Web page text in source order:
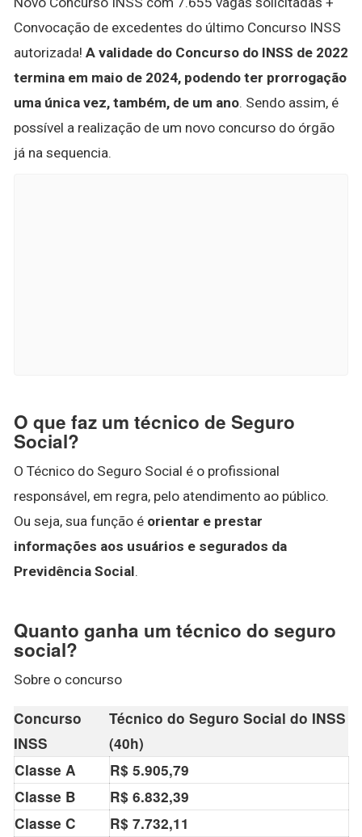
Convocação de excedentes do último Concurso INSS
autorizada! A validade do Concurso do INSS de 2022
termina em maio de 2024, podendo ter prorrogação
uma única vez, também, de um ano. Sendo assim, é
possível a realização de um novo concurso do órgão
já na sequencia.
O que faz um técnico de Seguro
Social?
O Técnico do Seguro Social é o profissional
responsável, em regra, pelo atendimento ao público.
Ou seja, sua função é orientar e prestar
informações aos usuários e segurados da
Previdência Social.
Quanto ganha um técnico do seguro
social?
Sobre o concurso
Concurso
INSS
Técnico do Seguro Social do INSS
(40h)
Classe A
R$ 5.905,79
Classe B
R$ 6.832,39
Classe C
R$ 7.732,11